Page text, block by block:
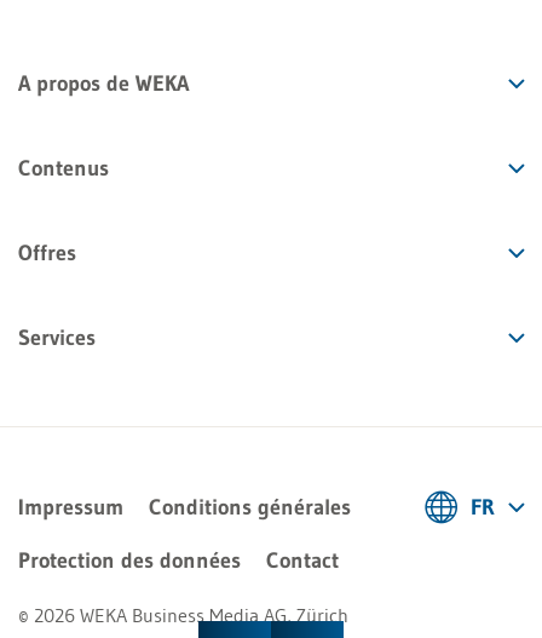
A propos de WEKA
Contenus
Offres
Services
Impressum
Conditions générales
Protection des données
Contact
© 2026 WEKA Business Media AG, Zürich
FR